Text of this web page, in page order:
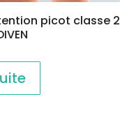
picot classe